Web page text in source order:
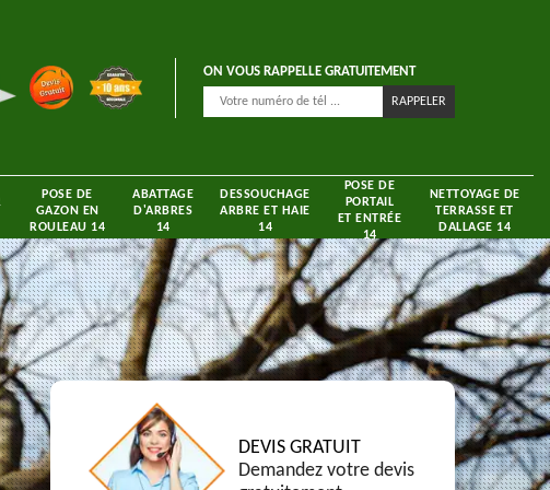
ON VOUS RAPPELLE GRATUITEMENT
POSE DE
GAZON EN
ROULEAU 14
ABATTAGE
D'ARBRES
14
DESSOUCHAGE
ARBRE ET HAIE
14
POSE DE
PORTAIL
ET ENTRÉE
14
NETTOYAGE DE
TERRASSE ET
DALLAGE 14
DEVIS GRATUIT
Demandez votre devis